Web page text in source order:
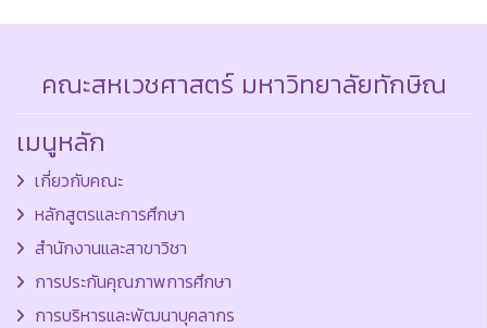
คณะสหเวชศาสตร์ มหาวิทยาลัยทักษิณ
เมนูหลัก
เกี่ยวกับคณะ
หลักสูตรและการศึกษา
สำนักงานและสาขาวิชา
การประกันคุณภาพการศึกษา
การบริหารและพัฒนาบุคลากร